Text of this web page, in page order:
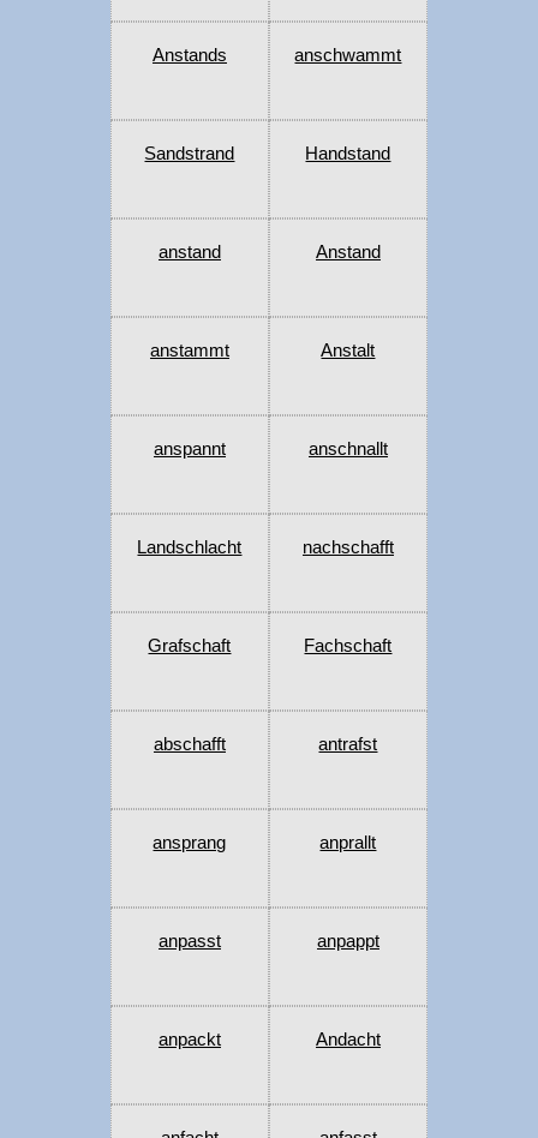
Anstands anschwammt
Sandstrand Handstand
anstand Anstand
anstammt Anstalt
anspannt anschnallt
Landschlacht nachschafft
Grafschaft Fachschaft
abschafft antrafst
ansprang anprallt
anpasst anpappt
anpackt Andacht